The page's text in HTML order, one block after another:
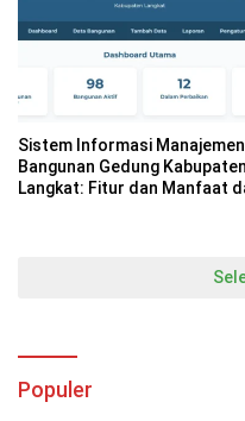
Sistem Informasi Manajemen
Bangunan Gedung Kabupaten
Langkat: Fitur dan Manfaat
Populer